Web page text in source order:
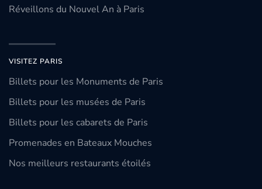
Réveillons du Nouvel An à Paris
VISITEZ PARIS
Billets pour les Monuments de Paris
Billets pour les musées de Paris
Billets pour les cabarets de Paris
Promenades en Bateaux Mouches
Nos meilleurs restaurants étoilés